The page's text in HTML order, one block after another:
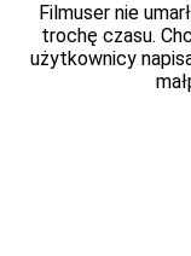
Filmuser nie
trochę czasu.
użytkownicy